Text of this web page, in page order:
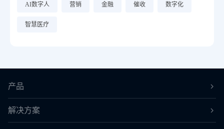
AI数字人 营销 金融 催收 数字化
智慧医疗
产品
解决方案